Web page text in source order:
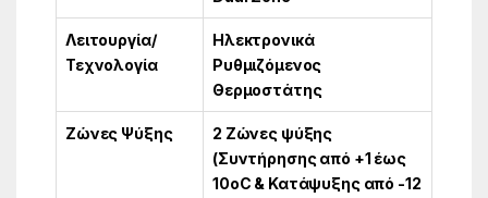
Λειτουργία/
Τεχνολογία
Ηλεκτρονικά
Ρυθμιζόμενος
Θερμοστάτης
Ζώνες Ψύξης
2 Ζώνες ψύξης
(Συντήρησης από +1 έως
10οC & Κατάψυξης από -12